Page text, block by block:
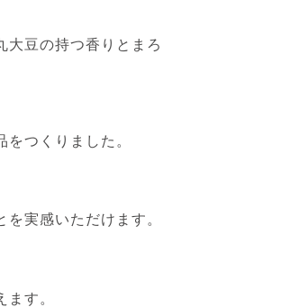
大豆の持つ香りとまろ
つくりました。
実感いただけます。
す。